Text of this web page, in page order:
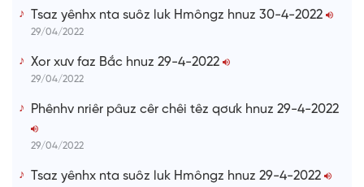
Tsaz yênhx nta suôz luk Hmôngz hnuz 30-4-2022
29/04/2022
Xor xưv faz Bắc hnuz 29-4-2022
29/04/2022
Phênhv nriêr pâuz cêr chêi têz qơưk hnuz 29-4-2022
29/04/2022
Tsaz yênhx nta suôz luk Hmôngz hnuz 29-4-2022